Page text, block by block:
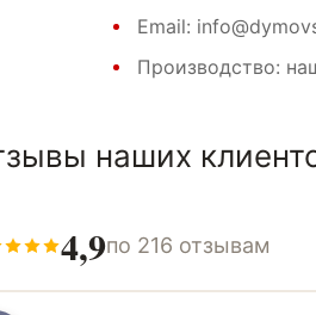
Email:
Производство:
наших
4,9по 216 отзывам